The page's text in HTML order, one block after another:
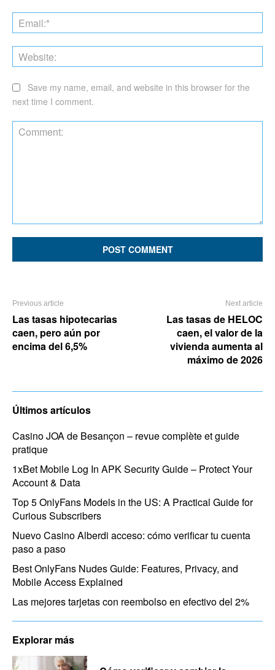
Save my name, email, and website in this browser for the
next time I comment.
Previous article
Las tasas hipotecarias
caen, pero aún por
encima del 6,5%
Next article
Las tasas de HELOC
caen, el valor de la
vivienda aumenta al
máximo de 2026
Últimos artículos
Casino JOA de Besançon – revue complète et guide
pratique
1xBet Mobile Log In APK Security Guide – Protect Your
Account & Data
Top 5 OnlyFans Models in the US: A Practical Guide for
Curious Subscribers
Nuevo Casino Alberdi acceso: cómo verificar tu cuenta
paso a paso
Best OnlyFans Nudes Guide: Features, Privacy, and
Mobile Access Explained
Las mejores tarjetas con reembolso en efectivo del 2%
Explorar más